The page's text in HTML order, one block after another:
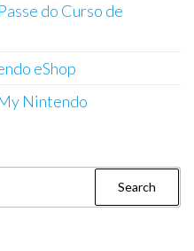
do Curso de
eShop
Nintendo